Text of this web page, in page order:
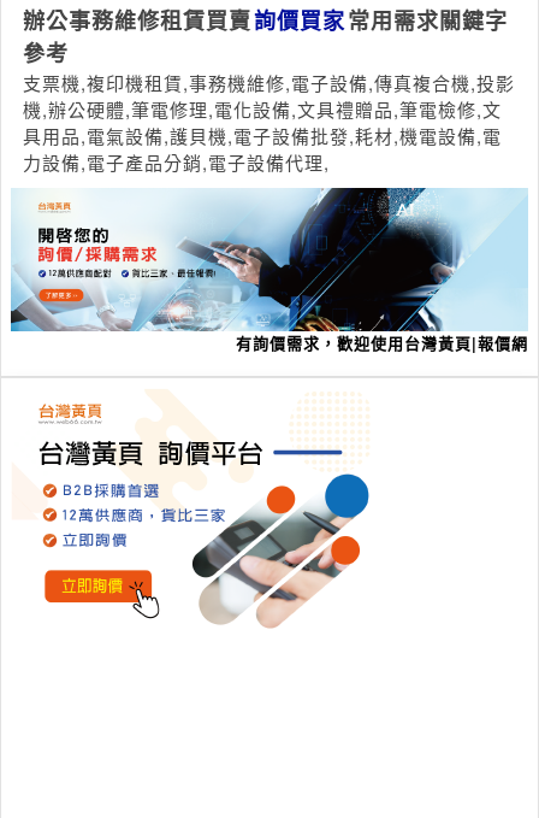
辦公事務維修租賃買賣詢價買家常用需求關鍵字
參考
支票機,複印機租賃,事務機維修,電子設備,傳真複合機,投影
機,辦公硬體,筆電修理,電化設備,文具禮贈品,筆電檢修,文
具用品,電氣設備,護貝機,電子設備批發,耗材,機電設備,電
力設備,電子產品分銷,電子設備代理,
有詢價需求，歡迎使用台灣黃頁|報價網